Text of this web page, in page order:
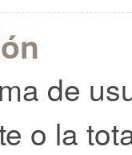
de
o la